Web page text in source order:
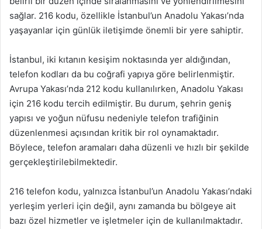
sağlar. 216 kodu, özellikle İstanbul’un Anadolu Yakası’nda
yaşayanlar için günlük iletişimde önemli bir yere sahiptir.
İstanbul, iki kıtanın kesişim noktasında yer aldığından,
telefon kodları da bu coğrafi yapıya göre belirlenmiştir.
Avrupa Yakası’nda 212 kodu kullanılırken, Anadolu Yakası
için 216 kodu tercih edilmiştir. Bu durum, şehrin geniş
yapısı ve yoğun nüfusu nedeniyle telefon trafiğinin
düzenlenmesi açısından kritik bir rol oynamaktadır.
Böylece, telefon aramaları daha düzenli ve hızlı bir şekilde
gerçekleştirilebilmektedir.
216 telefon kodu, yalnızca İstanbul’un Anadolu Yakası’ndaki
yerleşim yerleri için değil, aynı zamanda bu bölgeye ait
bazı özel hizmetler ve işletmeler için de kullanılmaktadır.